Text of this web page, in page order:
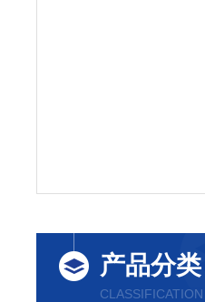
产品分类
CLASSIFICATION